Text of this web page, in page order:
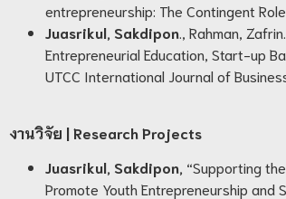
entrepreneurship: The Contingent
Juasrikul, Sakdipon ., Rahman,
Entrepreneurial Education, Start-up
UTCC International Journal of
งานวิจัย | Research Projects
Juasrikul, Sakdipon, “Supporting
Promote Youth Entrepreneurship and